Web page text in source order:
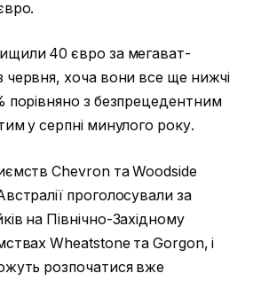
40 євро за мегават-
червня, хоча вони все ще нижчі
порівняно з безпрецедентним
у серпні минулого року.
Chevron та Woodside
проголосували за
на Північно-Західному
Wheatstone та Gorgon, і
розпочатися вже